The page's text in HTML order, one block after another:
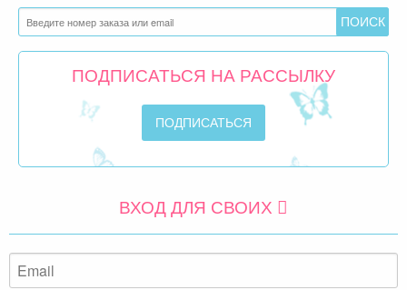
ПОДПИСАТЬСЯ НА РАССЫЛКУ
ВХОД ДЛЯ СВОИХ